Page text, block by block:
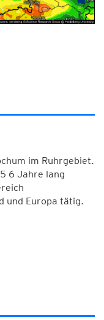
im Ruhrgebiet.
6 Jahre lang
und Europa tätig.